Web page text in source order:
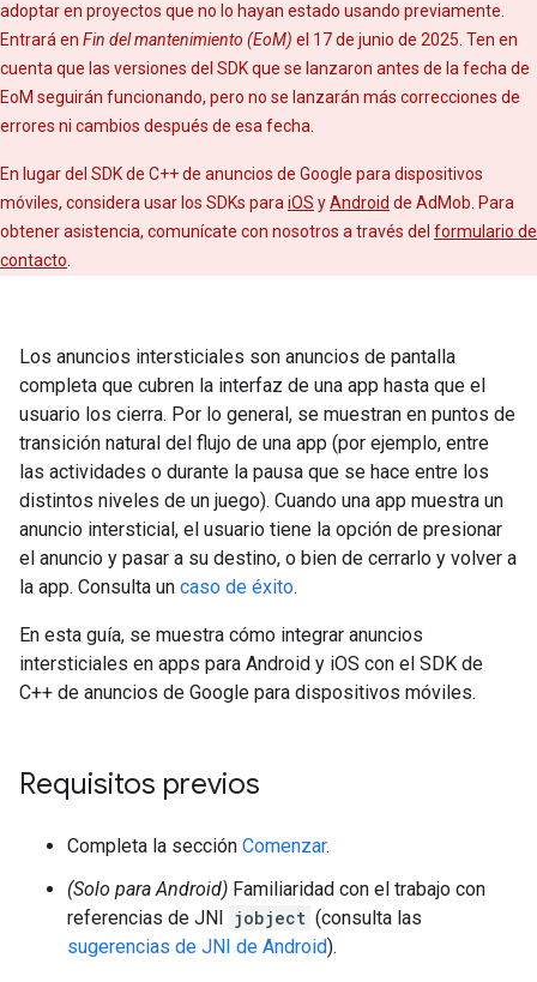
adoptar en proyectos que no lo hayan estado usando previamente.
Entrará en Fin del mantenimiento (EoM) el 17 de junio de 2025. Ten en
cuenta que las versiones del SDK que se lanzaron antes de la fecha de
EoM seguirán funcionando, pero no se lanzarán más correcciones de
errores ni cambios después de esa fecha.
En lugar del SDK de C++ de anuncios de Google para dispositivos
móviles, considera usar los SDKs para iOS yAndroid de AdMob. Para
obtener asistencia, comunícate con nosotros a través del formulario de
contacto
Los anuncios intersticiales son anuncios de pantalla
completa que cubren la interfaz de una app hasta que el
usuario los cierra. Por lo general, se muestran en puntos de
transición natural del flujo de una app (por ejemplo, entre
las actividades o durante la pausa que se hace entre los
distintos niveles de un juego). Cuando una app muestra un
anuncio intersticial, el usuario tiene la opción de presionar
el anuncio y pasar a su destino, o bien de cerrarlo y volver a
la app. Consulta un caso de éxito.
En esta guía, se muestra cómo integrar anuncios
intersticiales en apps para Android y iOS con el SDK de
C++ de anuncios de Google para dispositivos móviles.
Requisitos previos
Completa la sección Comenzar.
(Solo para Android) Familiaridad con el trabajo con
referencias de JNI jobject (consulta las
sugerencias de JNI de Android).